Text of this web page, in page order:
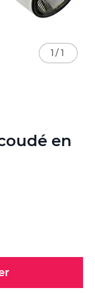
en
1 / 1